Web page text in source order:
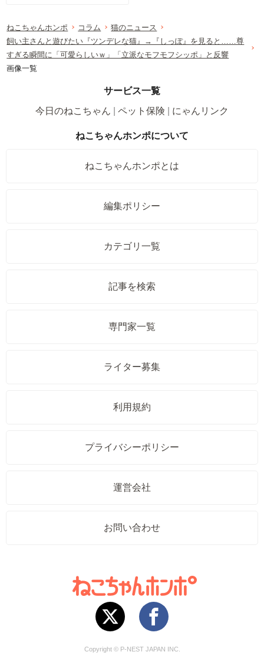
ねこちゃんホンポ コラム
猫のニュース
飼い主さんと遊びたい『ツンデレな猫』→『しっぽ』を見ると……尊
すぎる瞬間に「可愛らしいｗ」「立派なモフモフシッポ」と反響
画像一覧
サービス一覧
今日のねこちゃん
ペット保険 にゃんリンク
ねこちゃんホンポについて
ねこちゃんホンポとは
編集ポリシー
カテゴリ一覧
記事を検索
専門家一覧
ライター募集
利用規約
プライバシーポリシー
運営会社
お問い合わせ
Copyright © P-NEST JAPAN INC.